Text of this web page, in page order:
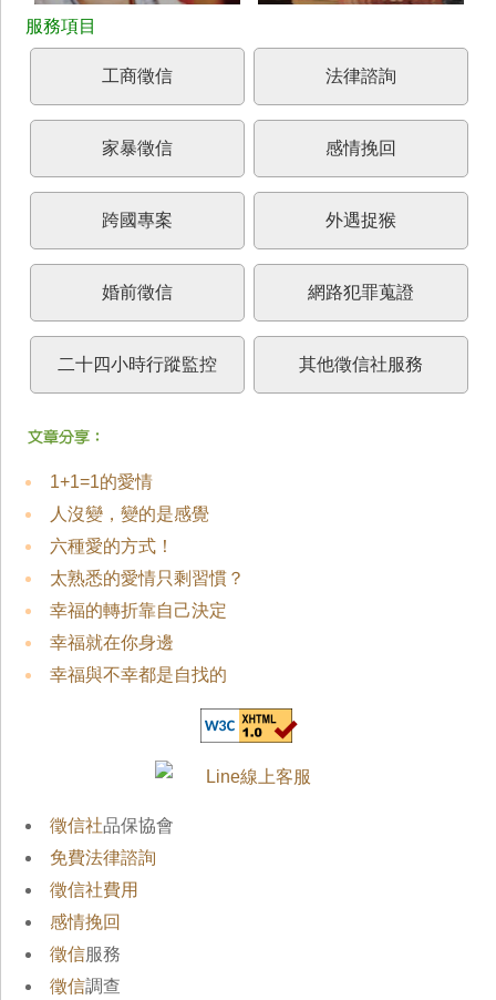
工商徵信 法律諮詢
家暴徵信 感情挽回
跨國專案 外遇捉猴
婚前徵信 網路犯罪蒐證
二十四小時行蹤監控 其他徵信社服務
1+1=1的愛情
人沒變，變的是感覺
六種愛的方式！
太熟悉的愛情只剩習慣？
幸福的轉折靠自己決定
幸福就在你身邊
幸福與不幸都是自找的
徵信社品保協會
免費法律諮詢
徵信社費用
感情挽回
徵信服務
徵信調查